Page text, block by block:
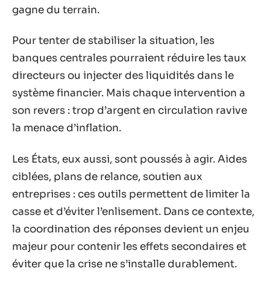
gagne du terrain.
Pour tenter de stabiliser la situation, les
banques centrales pourraient réduire les taux
directeurs ou injecter des liquidités dans le
système financier. Mais chaque intervention a
son revers : trop d’argent en circulation ravive
la menace d’inflation.
Les États, eux aussi, sont poussés à agir. Aides
ciblées, plans de relance, soutien aux
entreprises : ces outils permettent de limiter la
casse et d’éviter l’enlisement. Dans ce contexte,
la coordination des réponses devient un enjeu
majeur pour contenir les effets secondaires et
éviter que la crise ne s’installe durablement.